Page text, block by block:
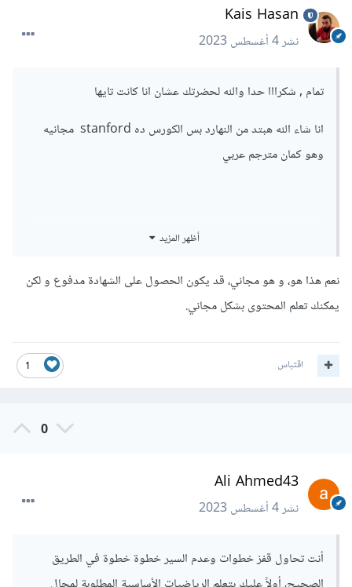
Kais Hasan
نشر4 أغسطس 2023
تمام , شكرااا حدا والله لحضرتك عشان انا كانت تايها
انا شاء الله هبتد من النهارد بس الكورس ده stanford مجانيه
وهو كمان مترجم عربي
learning
أظهر المزيد
نعم هذا هو، و هو مجاني، قد يكون الحصول على الشهادة مدفوع و لكن
يمكنك تعلم المحتوى بشكل مجاني.
1 اقتباس
0
Ali Ahmed43
نشر4 أغسطس 2023
أنت تحاول قفز خطوات وعدم السير خطوة خطوة في الطريق